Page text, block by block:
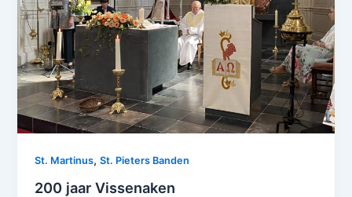
St. Martinus,St. Pieters Banden
200 jaar Vissenaken